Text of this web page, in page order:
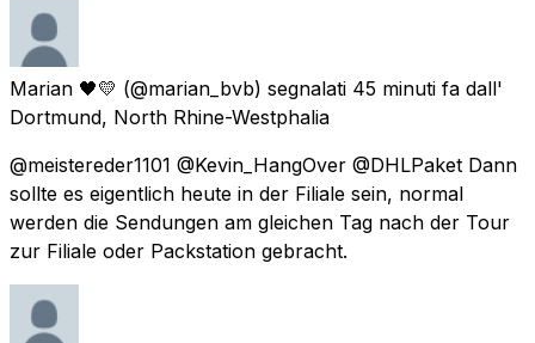
Marian 🖤💛 (@marian_bvb) segnalati 45 minuti fa dall'
Dortmund, North Rhine-Westphalia
@meistereder1101 @Kevin_HangOver @DHLPaket Dann
sollte es eigentlich heute in der Filiale sein, normal
werden die Sendungen am gleichen Tag nach der Tour
zur Filiale oder Packstation gebracht.